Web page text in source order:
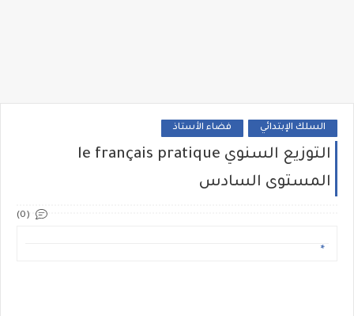
السلك الإبتدائي فضاء الأستاذ
التوزيع السنوي le français pratique
المستوى السادس
(0)